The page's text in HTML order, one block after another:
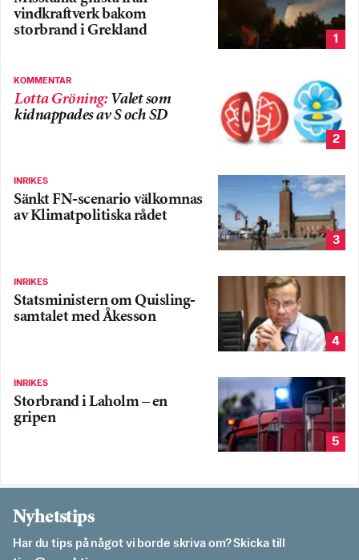
vindkraftverk bakom
storbrand i Grekland
1
KOMMENTAR
Lotta Gröning: Valet som
kidnappades av S och SD
2
INRIKES
Sänkt FN-scenario välkomnas
av Klimatpolitiska rådet
3
INRIKES
Statsministern om Quisling-
samtalet med Åkesson
4
INRIKES
Storbrand i Laholm – en
gripen
5
Nyhetstips
Har du tips på något vi borde skriva om? Skicka till